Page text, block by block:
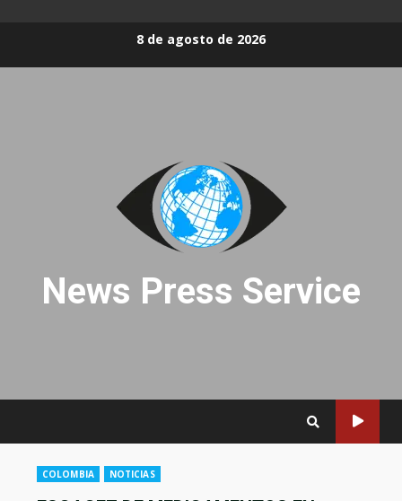
8 de agosto de 2026
News Press Service
COLOMBIA NOTICIAS